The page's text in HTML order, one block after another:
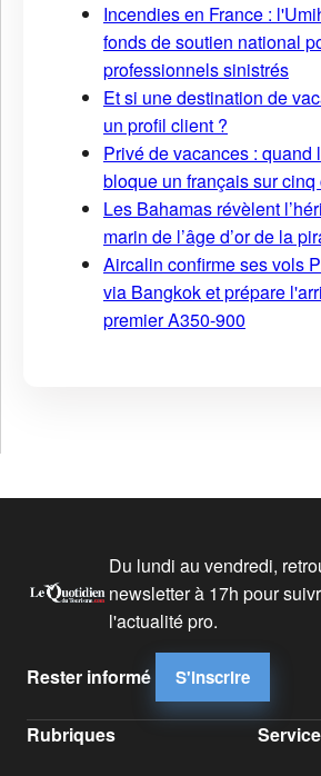
Incendies en France :
fonds de soutien national
professionnels sinistrés
Et si une destination de
un profil client ?
Privé de vacances : quand
bloque un français sur cinq
Les Bahamas révèlent
marin de l’âge d’or de la
Aircalin confirme ses vols
via Bangkok et prépare
premier A350-900
Du lundi au vendredi,
newsletter à 17h pour
l'actualité pro.
Rester informé S'inscrire
Rubriques